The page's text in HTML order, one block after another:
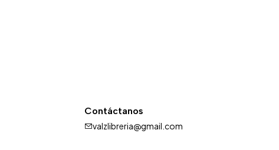
Contáctanos
valzlibreria@gmail.com